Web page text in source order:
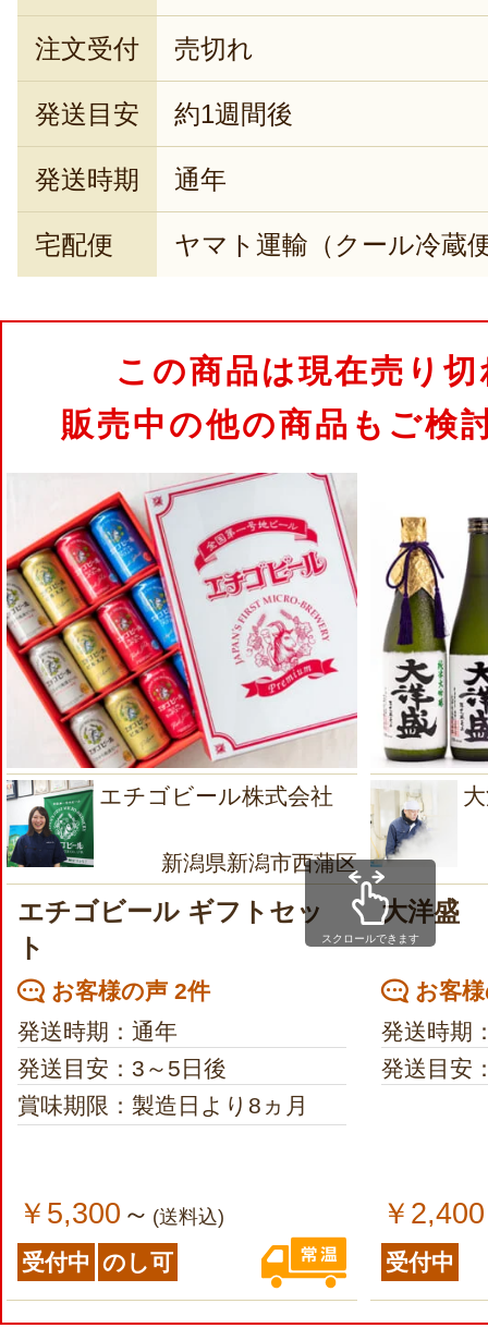
注文受付 売切れ
発送目安 約1週間後
発送時期 通年
宅配便 ヤマト運輸（クール冷蔵
この商品は現在売り
販売中の他の商品もご検
エチゴビール株式会社
新潟県新潟市西蒲区
エチゴビール ギフトセッ
ト
お客様の声 2件
発送時期：通年
発送目安：3～5日後
賞味期限：製造日より8ヵ月
￥5,300 ～ (送料込)
受付中 のし可
大洋盛
お客
発送時期
発送目安
￥2,400
受付中
スクロールできます